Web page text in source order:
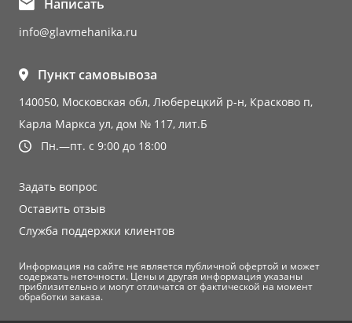
Написать
info@glavmehanika.ru
Пункт самовывоза
140050, Московская обл, Люберецкий р-н, Красково п,
Карла Маркса ул, дом № 117, лит.Б
Пн.—пт. с 9:00 до 18:00
Задать вопрос
Оставить отзыв
Служба поддержки клиентов
Информация на сайте не является публичной офертой и может
содержать неточности. Цены и другая информация указаны
приблизительно и могут отличатся от фактической на момент
обработки заказа.